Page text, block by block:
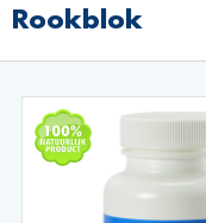
Rookblok